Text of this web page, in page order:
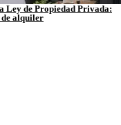
Ley de Propiedad Privada:
de alquiler